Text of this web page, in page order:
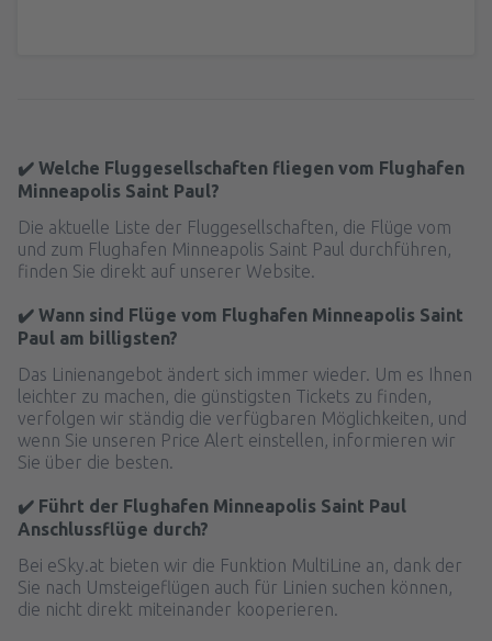
✔️ Welche Fluggesellschaften fliegen vom Flughafen
Minneapolis Saint Paul?
Die aktuelle Liste der Fluggesellschaften, die Flüge vom
und zum Flughafen Minneapolis Saint Paul durchführen,
finden Sie direkt auf unserer Website.
✔️ Wann sind Flüge vom Flughafen Minneapolis Saint
Paul am billigsten?
Das Linienangebot ändert sich immer wieder. Um es Ihnen
leichter zu machen, die günstigsten Tickets zu finden,
verfolgen wir ständig die verfügbaren Möglichkeiten, und
wenn Sie unseren Price Alert einstellen, informieren wir
Sie über die besten.
✔️ Führt der Flughafen Minneapolis Saint Paul
Anschlussflüge durch?
Bei eSky.at bieten wir die Funktion MultiLine an, dank der
Sie nach Umsteigeflügen auch für Linien suchen können,
die nicht direkt miteinander kooperieren.